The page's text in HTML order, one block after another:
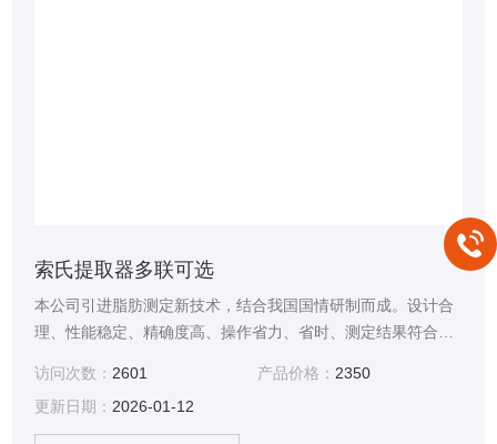
索氏提取器多联可选
本公司引进脂肪测定新技术，结合我国国情研制而成。设计合
理、性能稳定、精确度高、操作省力、省时、测定结果符合国
品的要求，该仪器索氏提取器多联可选是食品、脂肪、饲料等
行业测定脂肪的理想设备。
访问次数：2601 产品价格： 2350
更新日期：2026-01-12